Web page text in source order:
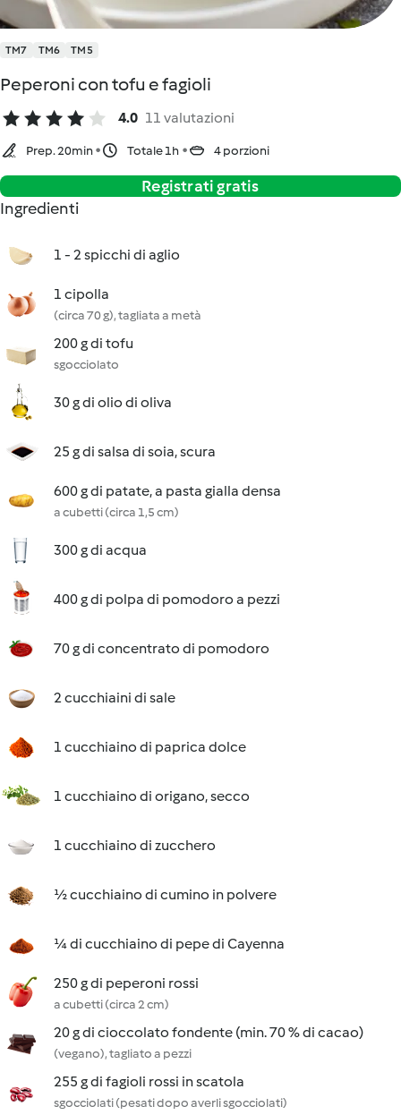
TM7 TM6 TM5
Peperoni con tofu e fagioli
4.0 11 valutazioni
Prep. 20min Totale 1h 4 porzioni
Registrati gratis
Ingredienti
1 - 2 spicchi di aglio
1 cipolla
(circa 70 g), tagliata a metà
200 g di tofu
sgocciolato
30 g di olio di oliva
25 g di salsa di soia, scura
600 g di patate, a pasta gialla densa
a cubetti (circa 1,5 cm)
300 g di acqua
400 g di polpa di pomodoro a pezzi
70 g di concentrato di pomodoro
2 cucchiaini di sale
1 cucchiaino di paprica dolce
1 cucchiaino di origano, secco
1 cucchiaino di zucchero
½ cucchiaino di cumino in polvere
¼ di cucchiaino di pepe di Cayenna
250 g di peperoni rossi
a cubetti (circa 2 cm)
20 g di cioccolato fondente (min. 70 % di cacao)
(vegano), tagliato a pezzi
255 g di fagioli rossi in scatola
sgocciolati (pesati dopo averli sgocciolati)